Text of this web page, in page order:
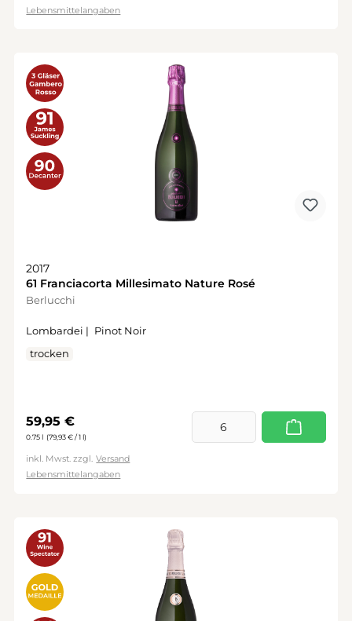
Lebensmittelangaben
2017
61 Franciacorta Millesimato Nature Rosé
Berlucchi
Lombardei | Pinot Noir
trocken
Regulärer Preis:
59,95 €
0.75 l (79,93 € / 1 l)
inkl. Mwst. zzgl. Versand
Lebensmittelangaben